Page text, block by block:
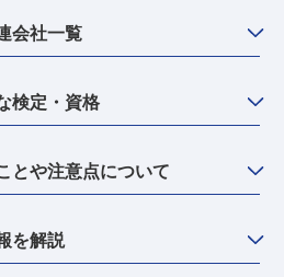
会社一覧
検定・資格
とや注意点について
を解説